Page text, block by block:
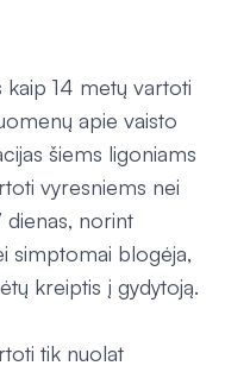
kaip 14 metų vartoti
apie vaisto
šiems ligoniams
vyresniems nei
dienas, norint
simptomai blogėja,
kreiptis į gydytoją.
tik nuolat